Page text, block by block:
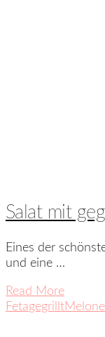
Salat mit
Eines der
und eine …
Read More
FetagegrilltMelone